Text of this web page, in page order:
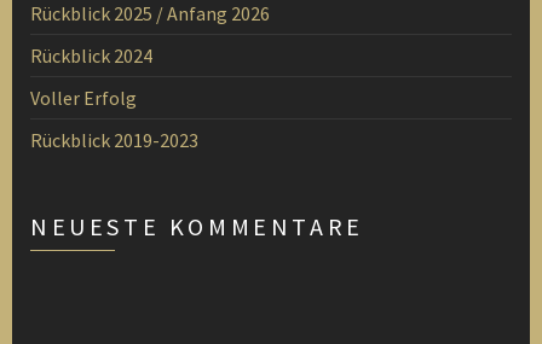
Rückblick 2025 / Anfang 2026
Rückblick 2024
Voller Erfolg
Rückblick 2019-2023
NEUESTE KOMMENTARE